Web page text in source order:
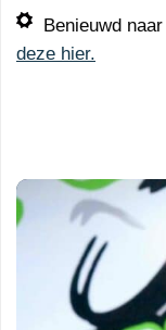
Benieuwd
deze hier.